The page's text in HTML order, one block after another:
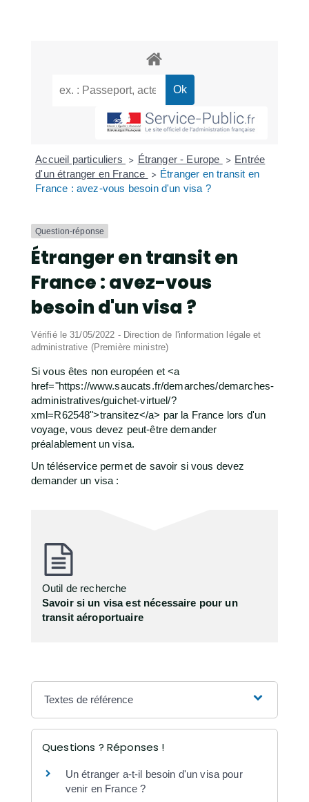
Accueil particuliers > Étranger - Europe > Entrée
d'un étranger en France
> Étranger en transit en
France : avez-vous besoin d'un visa ?
Question-réponse
Étranger en transit en
France : avez-vous
besoin d'un visa ?
Vérifié le 31/05/2022 - Direction de l'information légale et
administrative (Première ministre)
Si vous êtes non européen et <a
href="https://www.saucats.fr/demarches/demarches-
administratives/guichet-virtuel/?
xml=R62548">transitez</a> par la France lors d'un
voyage, vous devez peut-être demander
préalablement un visa.
Un téléservice permet de savoir si vous devez
demander un visa :
Outil de recherche
Savoir si un visa est nécessaire pour un
transit aéroportuaire
Textes de référence
Questions ? Réponses !
Un étranger a-t-il besoin d'un visa pour
venir en France ?